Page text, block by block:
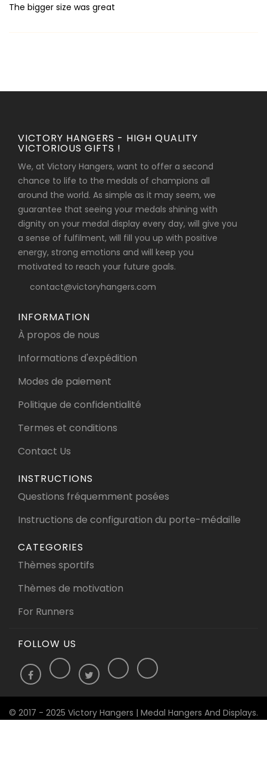
The bigger size was great
VICTORY HANGERS - HIGH QUALITY
VICTORIOUS GIFTS !
We, at Victory Hangers, want to offer a second
chance to life to the medals of champions all
around the world. As simple as it may seem, we
guarantee that seeing your medals shining with
dignity on your medal display every day, will give you
a sense of fulfilment, will fill you up with positive
energy, strong emotions and will keep you
motivated to reach your future goals.
contact@victoryhangers.com
INFORMATION
À propos de nous
Informations d'expédition
Modes de paiement
Politique de confidentialité
Termes et conditions
Contact Us
INSTRUCTIONS
Questions fréquemment posées
Instructions de configuration du porte-médaille
CATEGORIES
Thèmes sportifs
Thèmes de motivation
For Runners
FOLLOW US
© 2017 - 2025 Victory Hangers | Medal Hangers And Displays.